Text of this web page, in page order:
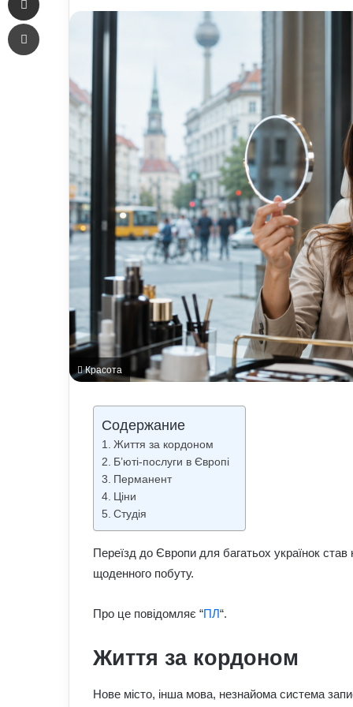
email
Красота
Содержание
Життя за кордоном
Б’юті-послуги в Європі
Перманент
Ціни
Студія
Переїзд до Європи для багатьох українок
щоденного побуту.
Про це повідомляє “ПЛ“.
Життя за кордоном
Нове місто, інша мова, незнайома система
Печать